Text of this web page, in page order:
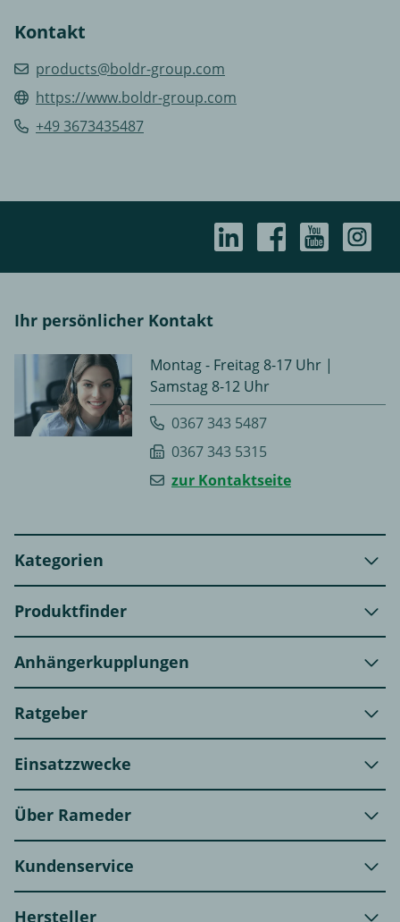
Kontakt
products@boldr-group.com
https://www.boldr-group.com
+49 3673435487
Ihr persönlicher Kontakt
Montag - Freitag 8-17 Uhr |
Samstag 8-12 Uhr
0367 343 5487
0367 343 5315
zur Kontaktseite
Kategorien
Produktfinder
Anhängerkupplungen
Ratgeber
Einsatzzwecke
Über Rameder
Kundenservice
Hersteller